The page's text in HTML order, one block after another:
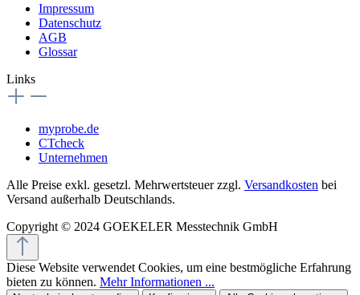
Impressum
Datenschutz
AGB
Glossar
Links
myprobe.de
CTcheck
Unternehmen
Alle Preise exkl. gesetzl. Mehrwertsteuer zzgl. Versandkosten bei
Versand außerhalb Deutschlands.
Copyright © 2024 GOEKELER Messtechnik GmbH
Diese Website verwendet Cookies, um eine bestmögliche Erfahrung
bieten zu können. Mehr Informationen ...